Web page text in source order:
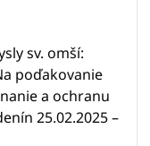
sv. omší:
poďakovanie
a ochranu
25.02.2025 –